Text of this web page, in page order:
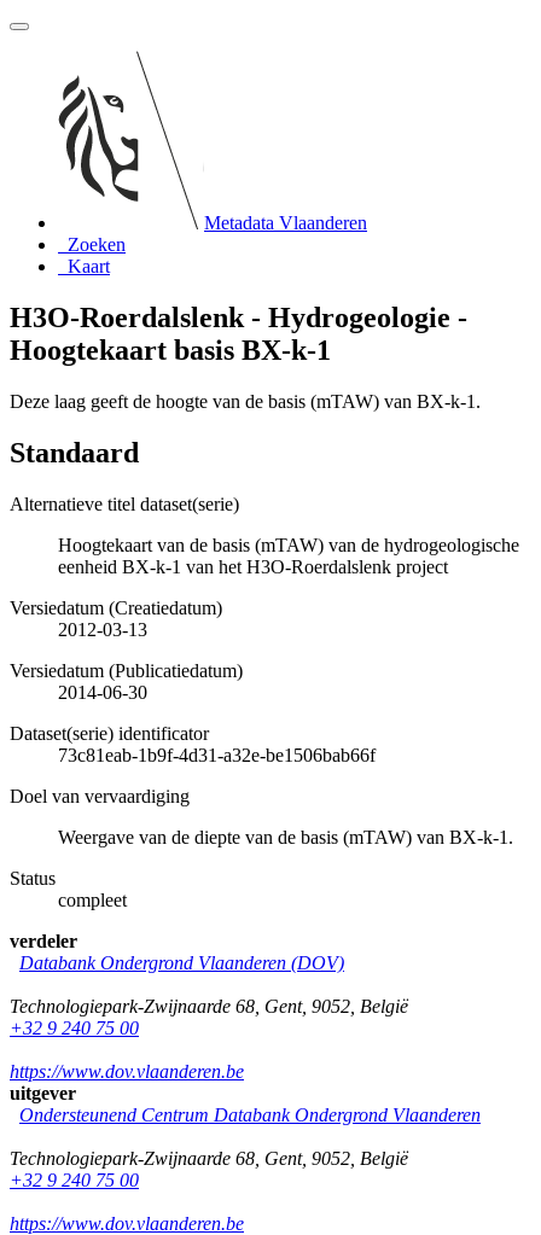
Metadata Vlaanderen
Zoeken
Kaart
H3O-Roerdalslenk - Hydrogeologie -
Hoogtekaart basis BX-k-1
Deze laag geeft de hoogte van de basis (mTAW) van BX-k-1.
Standaard
Alternatieve titel dataset(serie)
Hoogtekaart van de basis (mTAW) van de hydrogeologische
eenheid BX-k-1 van het H3O-Roerdalslenk project
Versiedatum (Creatiedatum)
2012-03-13
Versiedatum (Publicatiedatum)
2014-06-30
Dataset(serie) identificator
73c81eab-1b9f-4d31-a32e-be1506bab66f
Doel van vervaardiging
Weergave van de diepte van de basis (mTAW) van BX-k-1.
Status
compleet
verdeler
Databank Ondergrond Vlaanderen (DOV)
Technologiepark-Zwijnaarde 68 Gent, 9052 België
+32 9 240 75 00
https://www.dov.vlaanderen.be
uitgever
Ondersteunend Centrum Databank Ondergrond Vlaanderen
Technologiepark-Zwijnaarde 68 Gent, 9052 België
+32 9 240 75 00
https://www.dov.vlaanderen.be